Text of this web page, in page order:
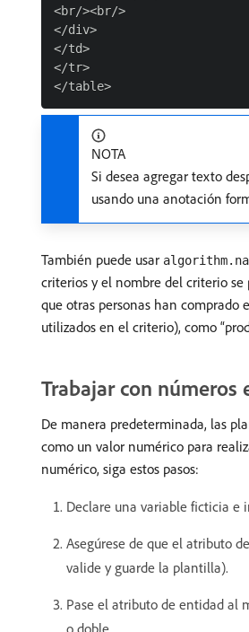
<br/><br/>
</div>
</td>
</tr>
NOTA
Si desea agregar texto
usando una anotación
También puede usar
criterios y el nombre del criterio
que otras personas han comprado
utilizados en el criterio), como
Trabajar con
De manera predeterminada, las
como un valor numérico para
numérico, siga estos pasos:
Declare una variable ficticia e
Asegúrese de que el atributo
valide y guarde la plantilla).
Pase el atributo de entidad al
o doble.